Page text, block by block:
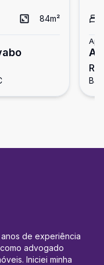
84m²
de experiência
advogado
minha